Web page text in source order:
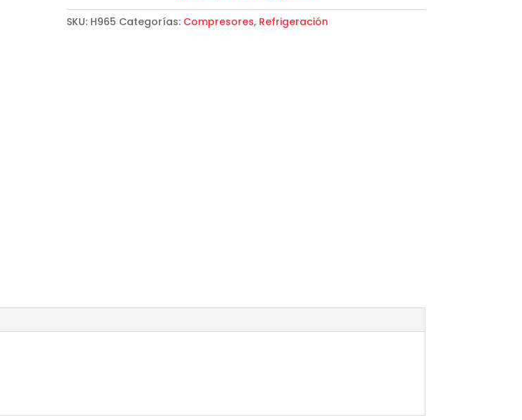
SKU: H965 Categorías: Compresores, Refrigeración